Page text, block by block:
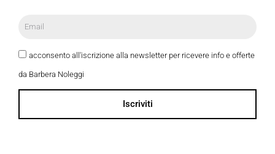
acconsento all'iscrizione alla newsletter per ricevere info e offerte
da Barbera Noleggi
Iscriviti